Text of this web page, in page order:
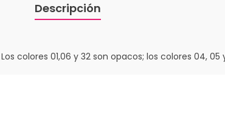
Descripción
colores 01,06 y 32 son opacos; los colores 04, 05